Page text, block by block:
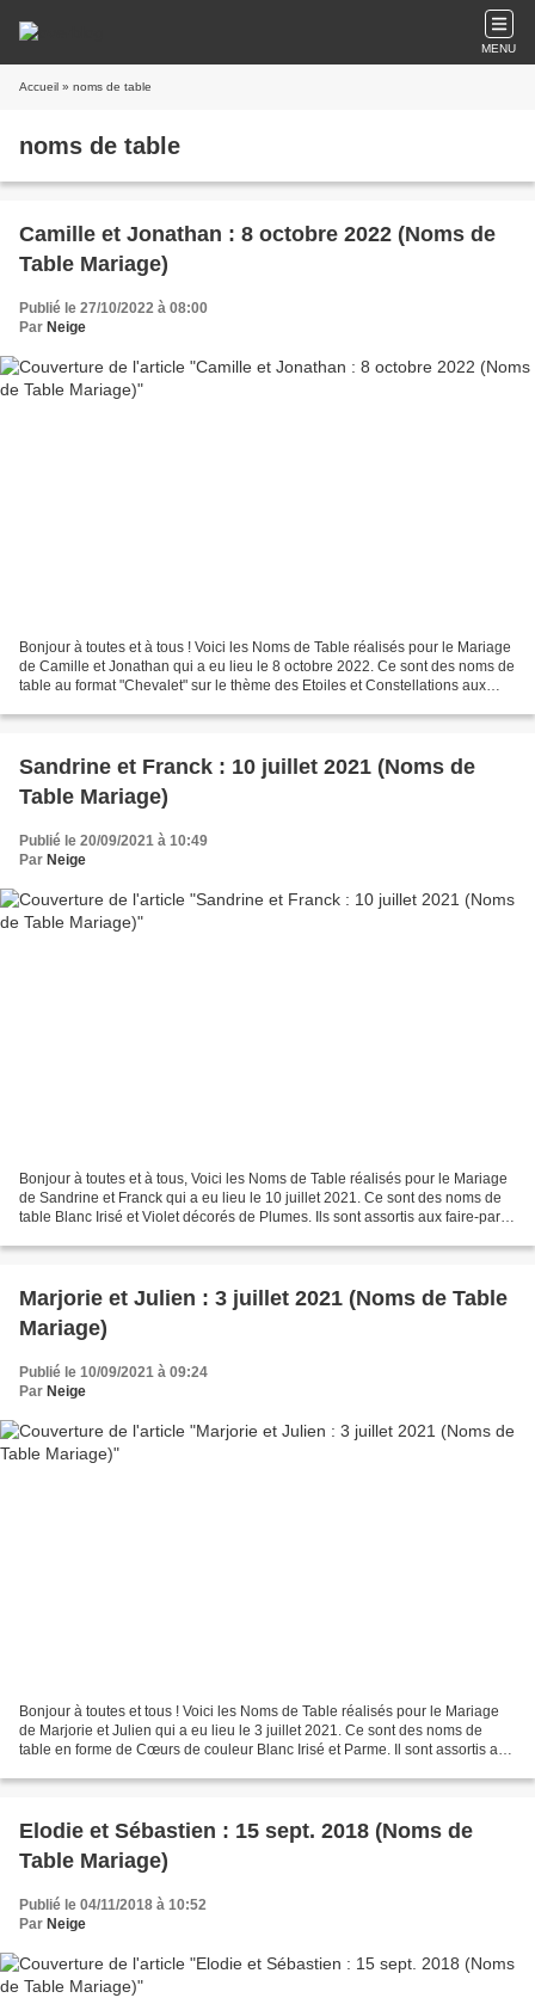
MENU
Accueil » noms de table
noms de table
Camille et Jonathan : 8 octobre 2022 (Noms de
Table Mariage)
Publié le 27/10/2022 à 08:00
Par Neige
Bonjour à toutes et à tous ! Voici les Noms de Table réalisés pour le Mariage
de Camille et Jonathan qui a eu lieu le 8 octobre 2022. Ce sont des noms de
table au format "Chevalet" sur le thème des Etoiles et Constellations aux
Sandrine et Franck : 10 juillet 2021 (Noms de
Table Mariage)
Publié le 20/09/2021 à 10:49
Par Neige
Bonjour à toutes et à tous, Voici les Noms de Table réalisés pour le Mariage
de Sandrine et Franck qui a eu lieu le 10 juillet 2021. Ce sont des noms de
table Blanc Irisé et Violet décorés de Plumes. Ils sont assortis aux faire-part (
Marjorie et Julien : 3 juillet 2021 (Noms de Table
Mariage)
Publié le 10/09/2021 à 09:24
Par Neige
Bonjour à toutes et tous ! Voici les Noms de Table réalisés pour le Mariage
de Marjorie et Julien qui a eu lieu le 3 juillet 2021. Ce sont des noms de
table en forme de Cœurs de couleur Blanc Irisé et Parme. Il sont assortis aux
Elodie et Sébastien : 15 sept. 2018 (Noms de
Table Mariage)
Publié le 04/11/2018 à 10:52
Par Neige